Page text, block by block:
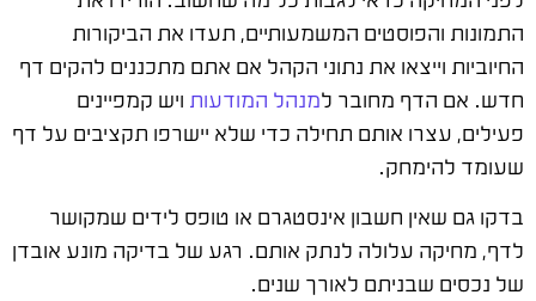
התמונות והפוסטים המשמעותיים, תעדו את הביקורות
החיוביות וייצאו את נתוני הקהל אם אתם מתכננים להקים דף
חדש. אם הדף מחובר למנהל המודעות ויש קמפיינים
פעילים, עצרו אותם תחילה כדי שלא יישרפו תקציבים על דף
שעומד להימחק.
בדקו גם שאין חשבון אינסטגרם או טופס לידים שמקושר
לדף, מחיקה עלולה לנתק אותם. רגע של בדיקה מונע אובדן
של נכסים שבניתם לאורך שנים.